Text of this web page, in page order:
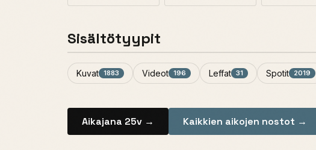
Sisältötyypit
Kuvat 1883 Videot 196 Leffat 31 Spotit 2019
Aikajana 25v → Kaikkien aikojen nostot →